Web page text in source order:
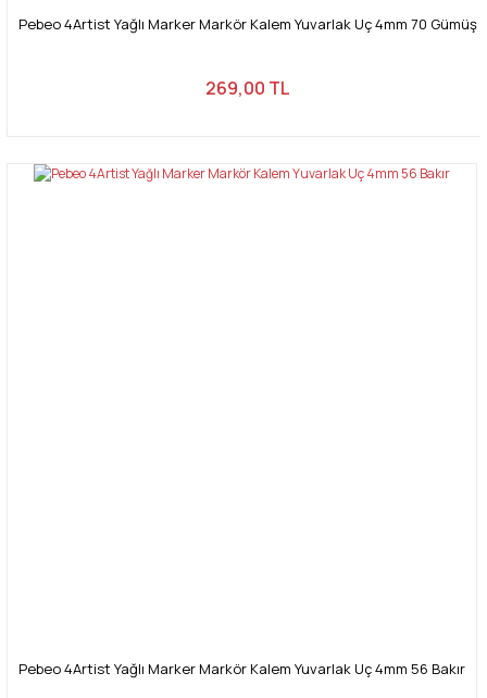
Pebeo 4Artist Yağlı Marker Markör Kalem Yuvarlak Uç 4mm 70 Gümüş
269,00 TL
Pebeo 4Artist Yağlı Marker Markör Kalem Yuvarlak Uç 4mm 56 Bakır